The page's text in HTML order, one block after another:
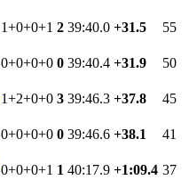
1+0+0+1 2 39:40.0 +31.5 55
0+0+0+0 0 39:40.4 +31.9 50
1+2+0+0 3 39:46.3 +37.8 45
0+0+0+0 0 39:46.6 +38.1 41
0+0+0+1 1 40:17.9 +1:09.4 37